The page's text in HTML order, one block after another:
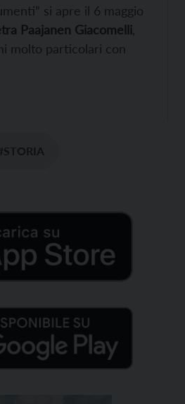
si apre il 6 maggio
Paajanen Giacomelli
molto particolari con